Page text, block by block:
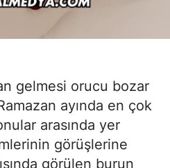
gelmesi orucu bozar
ayında en çok
arasında yer
görüşlerine
görülen burun